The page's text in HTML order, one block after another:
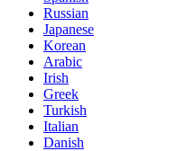
Russian
Japanese
Korean
Arabic
Irish
Greek
Turkish
Italian
Danish